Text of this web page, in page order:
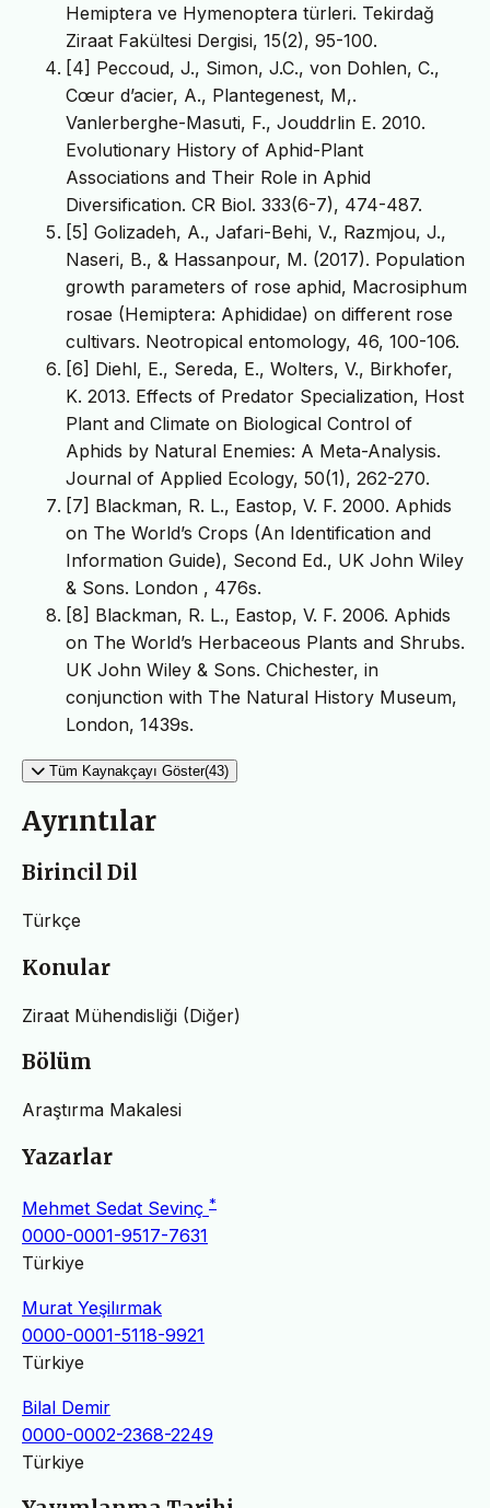
Hemiptera ve Hymenoptera türleri. Tekirdağ
Ziraat Fakültesi Dergisi, 15(2), 95-100.
[4] Peccoud, J., Simon, J.C., von Dohlen, C.,
Cœur d’acier, A., Plantegenest, M,.
Vanlerberghe-Masuti, F., Jouddrlin E. 2010.
Evolutionary History of Aphid-Plant
Associations and Their Role in Aphid
Diversification. CR Biol. 333(6-7), 474-487.
[5] Golizadeh, A., Jafari-Behi, V., Razmjou, J.,
Naseri, B., & Hassanpour, M. (2017). Population
growth parameters of rose aphid, Macrosiphum
rosae (Hemiptera: Aphididae) on different rose
cultivars. Neotropical entomology, 46, 100-106.
[6] Diehl, E., Sereda, E., Wolters, V., Birkhofer,
K. 2013. Effects of Predator Specialization, Host
Plant and Climate on Biological Control of
Aphids by Natural Enemies: A Meta-Analysis.
Journal of Applied Ecology, 50(1), 262-270.
[7] Blackman, R. L., Eastop, V. F. 2000. Aphids
on The World’s Crops (An Identification and
Information Guide), Second Ed., UK John Wiley
& Sons. London , 476s.
[8] Blackman, R. L., Eastop, V. F. 2006. Aphids
on The World’s Herbaceous Plants and Shrubs.
UK John Wiley & Sons. Chichester, in
conjunction with The Natural History Museum,
London, 1439s.
Tüm Kaynakçayı Göster(43)
Ayrıntılar
Birincil Dil
Türkçe
Konular
Ziraat Mühendisliği (Diğer)
Bölüm
Araştırma Makalesi
Yazarlar
Mehmet Sedat Sevinç *
0000-0001-9517-7631
Türkiye
Murat Yeşilırmak
0000-0001-5118-9921
Türkiye
Bilal Demir
0000-0002-2368-2249
Türkiye